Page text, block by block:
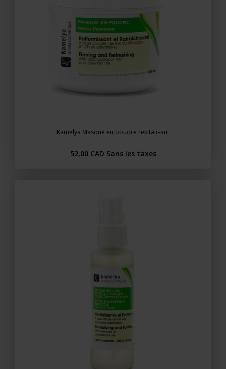
Kamelya Masque en poudre revitalisant
52,00 CAD Sans les taxes